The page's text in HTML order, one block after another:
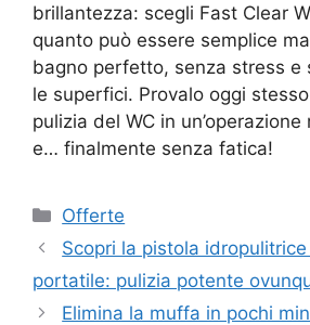
brillantezza: scegli Fast Clear
quanto può essere semplice
bagno perfetto, senza stress e
le superfici. Provalo oggi
pulizia del WC in
e… finalmente senza fatica!
Categorie
Offerte
Scopri la pistola
portatile: pulizia potente
Elimina la muffa in pochi